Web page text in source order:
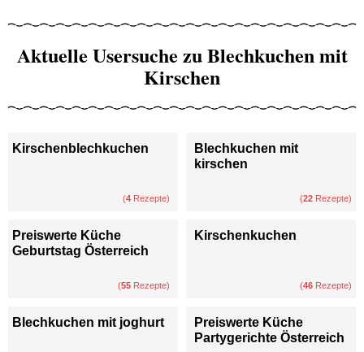
Aktuelle Usersuche zu Blechkuchen mit
Kirschen
Kirschenblechkuchen
(4 Rezepte)
Blechkuchen mit
kirschen
(22 Rezepte)
Preiswerte Küche
Geburtstag Österreich
(55 Rezepte)
Kirschenkuchen
(46 Rezepte)
Blechkuchen mit joghurt
Preiswerte Küche
Partygerichte Österreich